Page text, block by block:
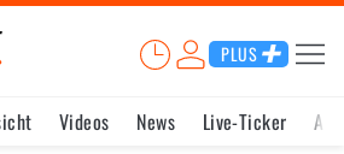
PLUS
Videos News Live-Ticker